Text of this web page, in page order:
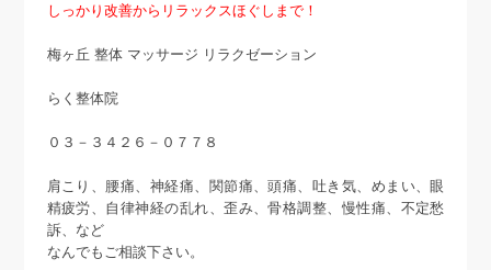
しっかり改善からリラックスほぐしまで！
梅ヶ丘 整体 マッサージ リラクゼーション
らく整体院
０３－３４２６－０７７８
肩こり、腰痛、神経痛、関節痛、頭痛、吐き気、めまい、眼
精疲労、自律神経の乱れ、歪み、骨格調整、慢性痛、不定愁
訴、など
なんでもご相談下さい。